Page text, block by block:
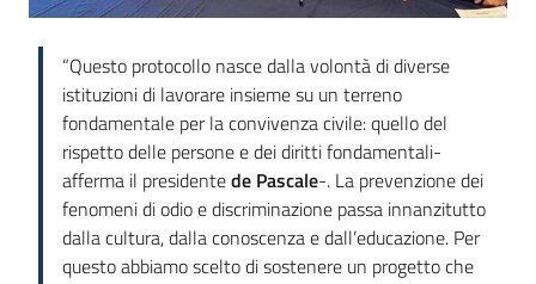
“Questo protocollo nasce dalla volontà di diverse
istituzioni di lavorare insieme su un terreno
fondamentale per la convivenza civile: quello del
rispetto delle persone e dei diritti fondamentali-
afferma il presidentede Pascale-. La prevenzione dei
fenomeni di odio e discriminazione passa innanzitutto
dalla cultura, dalla conoscenza e dall’educazione. Per
questo abbiamo scelto di sostenere un progetto che